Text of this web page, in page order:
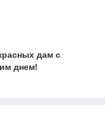
дам с
днем!